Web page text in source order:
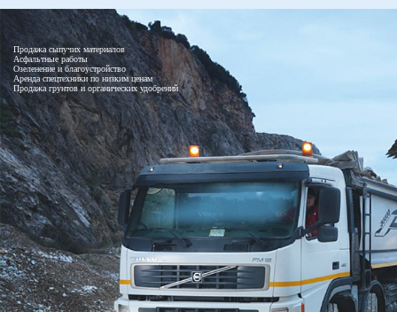
Продажа сыпучих материалов
Асфальтные работы
Озеленение и благоустройство
Аренда спецтехники по низким ценам
Продажа грунтов и органических удобрений